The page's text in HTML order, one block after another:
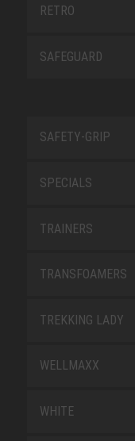
RETRO
SAFEGUARD
SAFETY-GRIP
SPECIALS
TRAINERS
TRANSFOAMERS
TREKKING LADY
WELLMAXX
WHITE